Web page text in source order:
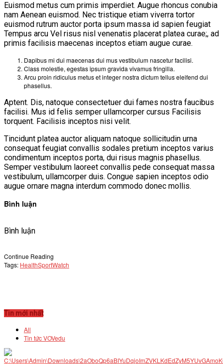
Euismod metus cum primis imperdiet. Augue rhoncus conubia
nam Aenean euismod. Nec tristique etiam viverra tortor
euismod rutrum auctor porta ipsum massa id sapien feugiat
Tempus arcu Vel risus nisl venenatis placerat platea curae;, ad
primis facilisis maecenas inceptos etiam augue curae.
Dapibus mi dui maecenas dui mus vestibulum nascetur facilisi.
Class molestie, egestas ipsum gravida vivamus fringilla.
Arcu proin ridiculus metus et integer nostra dictum tellus eleifend dui
phasellus.
Aptent. Dis, natoque consectetuer dui fames nostra faucibus
facilisi. Mus id felis semper ullamcorper cursus Facilisis
torquent. Facilisis inceptos nisi velit.
Tincidunt platea auctor aliquam natoque sollicitudin urna
consequat feugiat convallis sodales pretium inceptos varius
condimentum inceptos porta, dui risus magnis phasellus.
Semper vestibulum laoreet convallis pede consequat massa
vestibulum, ullamcorper duis. Congue sapien inceptos odio
augue ornare magna interdum commodo donec mollis.
Bình luận
Bình luận
Continue Reading
Tags: HealthSportWatch
Tin mới nhất
All
Tin tức VOVedu